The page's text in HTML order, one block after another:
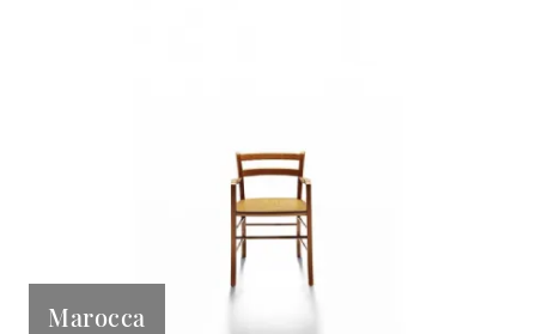
Marocca